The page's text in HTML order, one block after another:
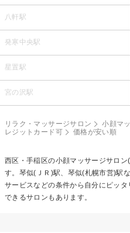
八軒駅
発寒中央駅
星置駅
宮の沢駅
リラク・マッサージサロン 小顔マ
レジットカード可
価格が安い順
西区・手稲区の小顔マッサージサロン
す。琴似(ＪＲ)駅、琴似(札幌市営)駅
サービスなどの条件から自分にピッ
できるサロンもあります。